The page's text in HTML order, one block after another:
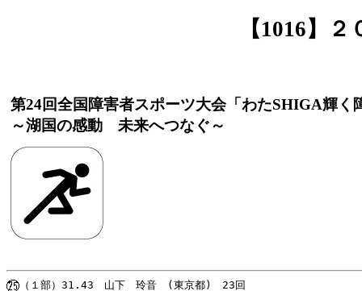
【1016】
第24回全国障害者スポーツ大会「わたSHIGA輝
～湖国の感動 未来へつなぐ～